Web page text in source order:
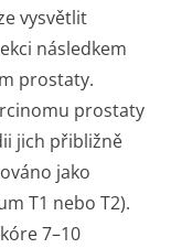
vysvětlit
následkem
prostaty.
prostaty
jich přibližně
jako
T1 nebo T2).
7–10